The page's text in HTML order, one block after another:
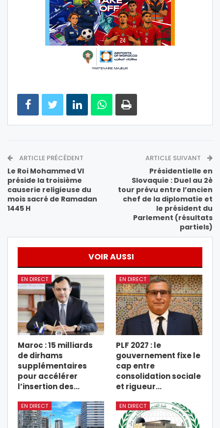
ARTICLE PRÉCÉDENT
Le Roi Mohammed VI
préside la troisième
causerie religieuse du
mois sacré de Ramadan
1445 H
ARTICLE SUIVANT
Présidentielle en
Slovaquie : Duel au 2è
tour prévu entre l’ancien
chef de la diplomatie et
le président du
Parlement (résultats
partiels)
VOIR AUSSI
EN DIRECT
Maroc : 15 milliards
de dirhams
supplémentaires
pour accélérer
l’insertion des…
EN DIRECT
PLF 2027 : le
gouvernement fixe le
cap entre
consolidation sociale
et rigueur…
EN DIRECT EN DIRECT